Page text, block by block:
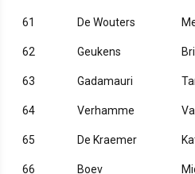
61 De Wouters
62 Geukens
63 Gadamauri
64 Verhamme
65 De Kraemer
66 Boev